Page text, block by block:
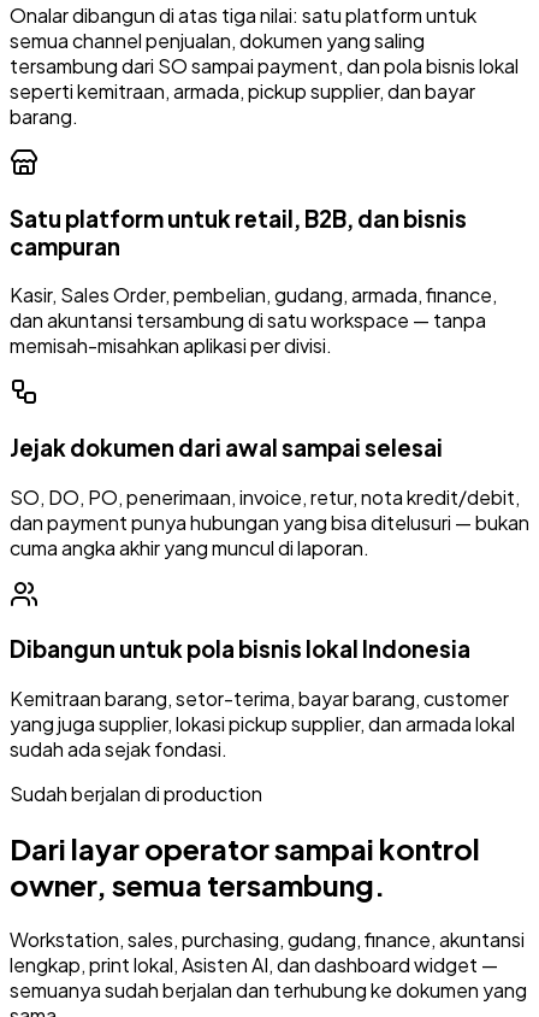
Onalar dibangun di atas tiga nilai: satu platform untuk
semua channel penjualan, dokumen yang saling
tersambung dari SO sampai payment, dan pola bisnis lokal
seperti kemitraan, armada, pickup supplier, dan bayar
barang.
Satu platform untuk retail, B2B, dan bisnis
campuran
Kasir, Sales Order, pembelian, gudang, armada, finance,
dan akuntansi tersambung di satu workspace — tanpa
memisah-misahkan aplikasi per divisi.
Jejak dokumen dari awal sampai selesai
SO, DO, PO, penerimaan, invoice, retur, nota kredit/debit,
dan payment punya hubungan yang bisa ditelusuri — bukan
cuma angka akhir yang muncul di laporan.
Dibangun untuk pola bisnis lokal Indonesia
Kemitraan barang, setor-terima, bayar barang, customer
yang juga supplier, lokasi pickup supplier, dan armada lokal
sudah ada sejak fondasi.
Sudah berjalan di production
Dari layar operator sampai kontrol
owner, semua tersambung.
Workstation, sales, purchasing, gudang, finance, akuntansi
lengkap, print lokal, Asisten AI, dan dashboard widget —
semuanya sudah berjalan dan terhubung ke dokumen yang